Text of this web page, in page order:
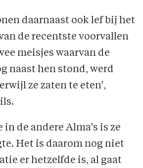
daarnaast ook lef bij het
de recentste voorvallen
meisjes waarvan de
naast hen stond, werd
ze zaten te eten',
in de andere Alma's is ze
Het is daarom nog niet
er hetzelfde is, al gaat